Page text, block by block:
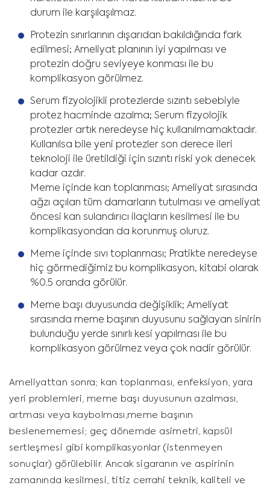
durum ile karşılaşılmaz.
Protezin sınırlarının dışarıdan bakıldığında fark
edilmesi; Ameliyat planının iyi yapılması ve
protezin doğru seviyeye konması ile bu
komplikasyon görülmez.
Serum fizyolojikli protezlerde sızıntı sebebiyle
protez hacminde azalma; Serum fizyolojik
protezler artık neredeyse hiç kullanılmamaktadır.
Kullanılsa bile yeni protezler son derece ileri
teknoloji ile üretildiği için sızıntı riski yok denecek
kadar azdır.
Meme içinde kan toplanması; Ameliyat sırasında
ağzı açılan tüm damarların tutulması ve ameliyat
öncesi kan sulandırıcı ilaçların kesilmesi ile bu
komplikasyondan da korunmuş oluruz.
Meme içinde sıvı toplanması; Pratikte neredeyse
hiç görmediğimiz bu komplikasyon, kitabi olarak
%0.5 oranda görülür.
Meme başı duyusunda değişiklik; Ameliyat
sırasında meme başının duyusunu sağlayan sinirin
bulunduğu yerde sınırlı kesi yapılması ile bu
komplikasyon görülmez veya çok nadir görülür.
Ameliyattan sonra; kan toplanması, enfeksiyon, yara
yeri problemleri, meme başı duyusunun azalması,
artması veya kaybolması,meme başının
beslenememesi; geç dönemde asimetri, kapsül
sertleşmesi gibi komplikasyonlar (istenmeyen
sonuçlar) görülebilir. Ancak sigaranın ve aspirinin
zamanında kesilmesi, titiz cerrahi teknik, kaliteli ve